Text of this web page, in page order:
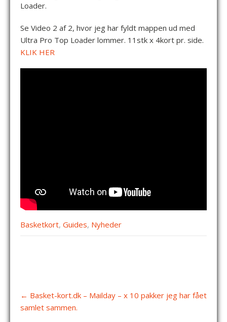
Loader.
Se Video 2 af 2, hvor jeg har fyldt mappen ud med
Ultra Pro Top Loader lommer. 11stk x 4kort pr. side.
KLIK HER
Basketkort, Guides, Nyheder
navigation
← Basket-kort.dk – Mailday – x 10 pakker jeg har fået
samlet sammen.